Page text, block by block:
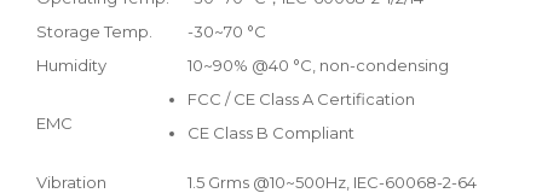
Storage Temp.
-30~70 °C
Humidity
10~90% @40 °C, non-condensing
EMC
FCC / CE Class A Certification
CE Class B Compliant
Vibration 1.5 Grms @10~500Hz, IEC-60068-2-64